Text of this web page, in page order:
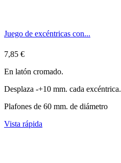
Juego de excéntricas con...
7,85 €
En latón cromado.
Desplaza -+10 mm. cada excéntrica.
Plafones de 60 mm. de diámetro
Vista rápida